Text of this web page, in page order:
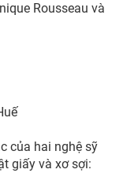
Rousseau và
của hai nghệ sỹ
giấy và xơ sợi: